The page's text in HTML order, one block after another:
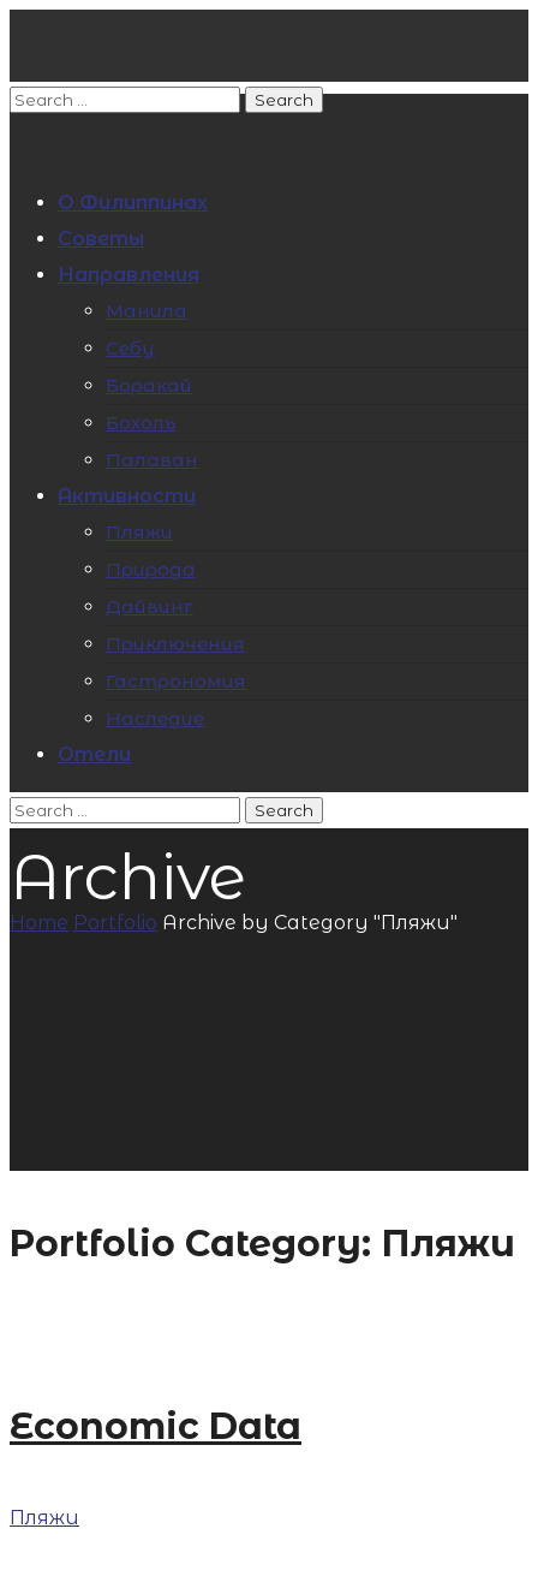
О Филиппинах
Советы
Направления
Манила
Себу
Боракай
Бохоль
Палаван
Активности
Пляжи
Природа
Дайвинг
Приключения
Гастрономия
Наследие
Отели
Archive
Home Portfolio Archive by Category "Пляжи"
Portfolio Category: Пляжи
Economic Data
Пляжи